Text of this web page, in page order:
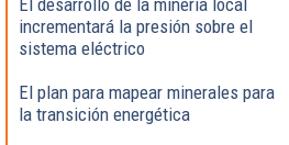
incrementará la presión sobre el
sistema eléctrico
El plan para mapear minerales para
la transición energética